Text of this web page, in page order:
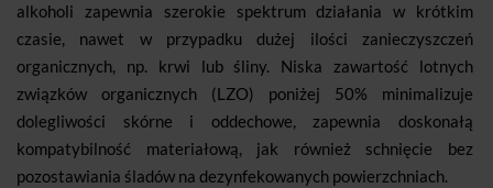
alkoholi zapewnia szerokie spektrum działania w krótkim
czasie, nawet w przypadku dużej ilości zanieczyszczeń
organicznych, np. krwi lub śliny. Niska zawartość lotnych
związków organicznych (LZO) poniżej 50% minimalizuje
dolegliwości skórne i oddechowe, zapewnia doskonałą
kompatybilność materiałową, jak również schnięcie bez
pozostawiania śladów na dezynfekowanych powierzchniach.